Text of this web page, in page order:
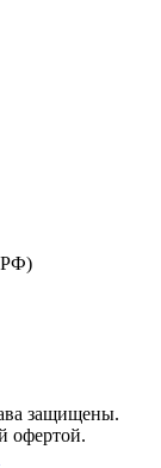
РФ)
защищены.
офертой.